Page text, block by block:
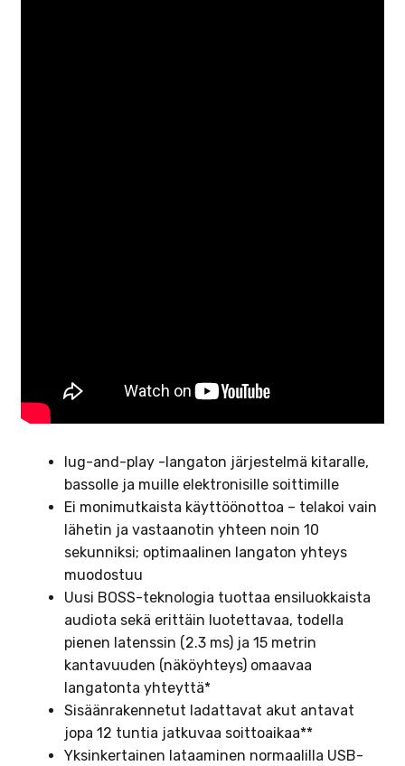
lug-and-play -langaton järjestelmä kitaralle,
bassolle ja muille elektronisille soittimille
Ei monimutkaista käyttöönottoa – telakoi vain
lähetin ja vastaanotin yhteen noin 10
sekunniksi; optimaalinen langaton yhteys
muodostuu
Uusi BOSS-teknologia tuottaa ensiluokkaista
audiota sekä erittäin luotettavaa, todella
pienen latenssin (2.3 ms) ja 15 metrin
kantavuuden (näköyhteys) omaavaa
langatonta yhteyttä*
Sisäänrakennetut ladattavat akut antavat
jopa 12 tuntia jatkuvaa soittoaikaa**
Yksinkertainen lataaminen normaalilla USB-